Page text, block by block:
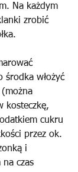
Na każdym
zrobić
środka włożyć
(można
kosteczkę,
cukru
przez ok.
i
czas